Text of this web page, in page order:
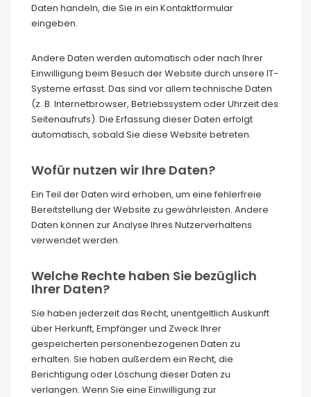
Daten handeln, die Sie in ein Kontaktformular
eingeben.
Andere Daten werden automatisch oder nach Ihrer
Einwilligung beim Besuch der Website durch unsere IT-
Systeme erfasst. Das sind vor allem technische Daten
(z. B. Internetbrowser, Betriebssystem oder Uhrzeit des
Seitenaufrufs). Die Erfassung dieser Daten erfolgt
automatisch, sobald Sie diese Website betreten.
Wofür nutzen wir Ihre Daten?
Ein Teil der Daten wird erhoben, um eine fehlerfreie
Bereitstellung der Website zu gewährleisten. Andere
Daten können zur Analyse Ihres Nutzerverhaltens
verwendet werden.
Welche Rechte haben Sie bezüglich
Ihrer Daten?
Sie haben jederzeit das Recht, unentgeltlich Auskunft
über Herkunft, Empfänger und Zweck Ihrer
gespeicherten personenbezogenen Daten zu
erhalten. Sie haben außerdem ein Recht, die
Berichtigung oder Löschung dieser Daten zu
verlangen. Wenn Sie eine Einwilligung zur